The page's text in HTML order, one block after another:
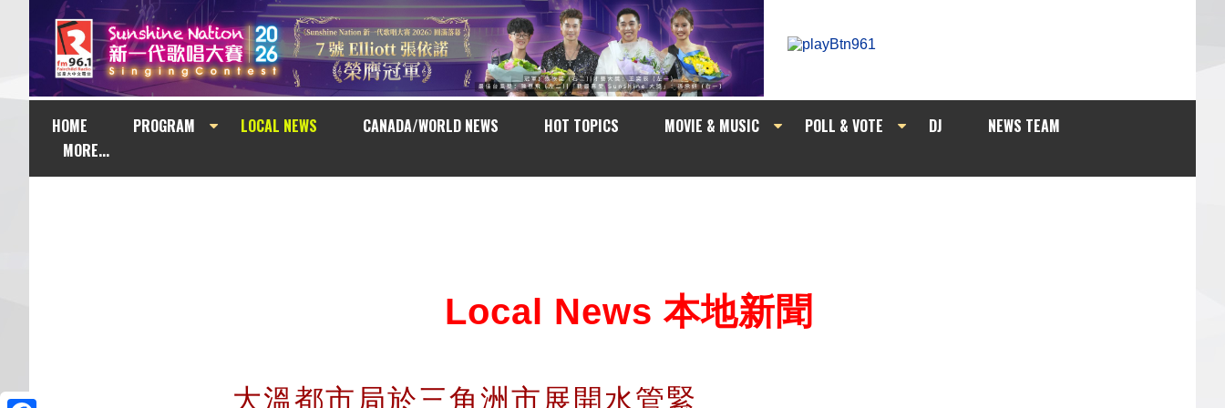
HOME PROGRAM LOCAL NEWS CANADA/WORLD NEWS HOT TOPICS MOVIE & MUSIC POLL & VOTE DJ
NEWS TEAM
MORE...
Local News 本地新聞
大溫都市局於三角洲市展開水管緊